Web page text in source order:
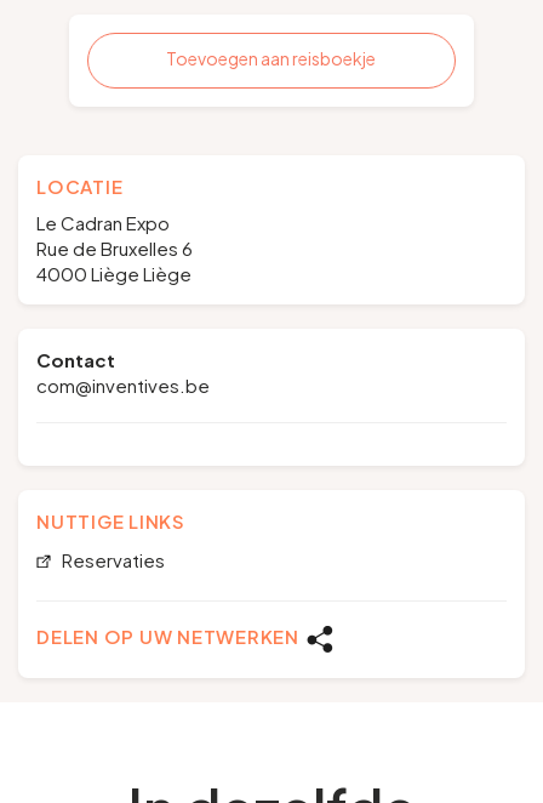
Toevoegen aan reisboekje
LOCATIE
Le Cadran Expo
Rue de Bruxelles 6
4000 Liège Liège
Contact
com@inventives.be
NUTTIGE LINKS
Reservaties
DELEN OP UW NETWERKEN